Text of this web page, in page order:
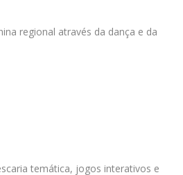
regional através da dança e da
temática, jogos interativos e